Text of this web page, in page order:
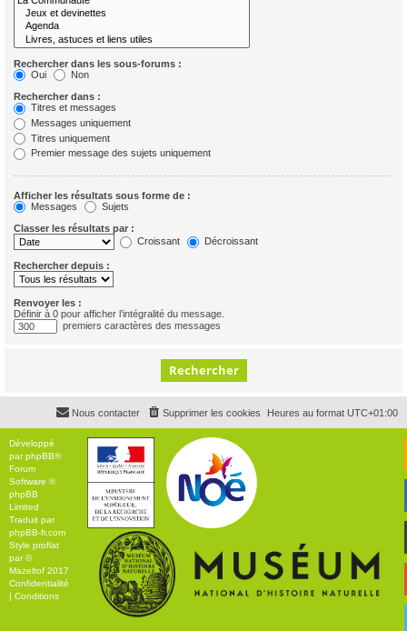
Rechercher dans les sous-forums :
Oui
Non
Rechercher dans :
Titres et messages
Messages uniquement
Titres uniquement
Premier message des sujets uniquement
Afficher les résultats sous forme de :
Messages
Sujets
Classer les résultats par :
Croissant
Décroissant
Rechercher depuis :
Renvoyer les :
Définir à 0 pour afficher l’intégralité du message.
premiers caractères des messages
Heures au format UTC+01:00
Supprimer les cookies
Nous contacter
Développé
parphpBB®
Forum
Software ©
phpBB
Limited
Traduit par
phpBB-fr.com
Style proflat
par ©
Mazeltof 2017
Confidentialité
Conditions